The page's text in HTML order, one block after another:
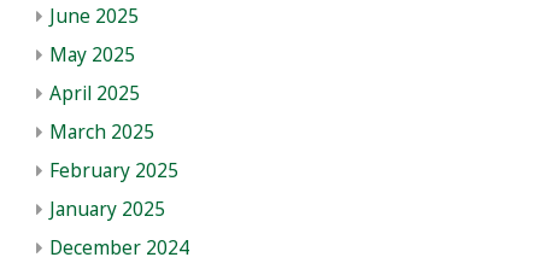
June 2025
May 2025
April 2025
March 2025
February 2025
January 2025
December 2024